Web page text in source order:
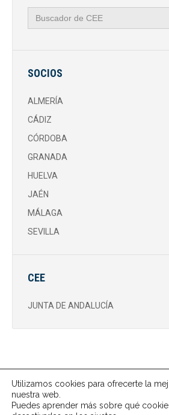
Buscar:
SOCIOS
ALMERÍA
CÁDIZ
CÓRDOBA
GRANADA
HUELVA
JAÉN
MÁLAGA
SEVILLA
CEE
JUNTA DE ANDALUCÍA
Utilizamos cookies para ofrecerte la
nuestra web.
Puedes aprender más sobre qué